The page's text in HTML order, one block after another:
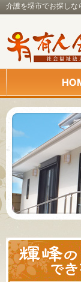
介護を堺市でお探しな